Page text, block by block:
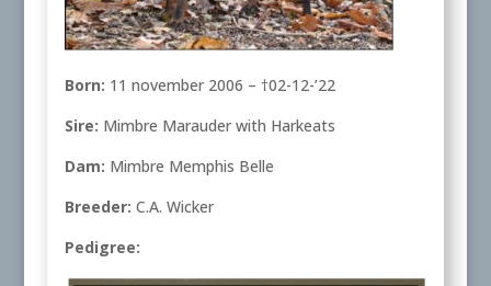
Born: 11 november 2006 – †02-12-’22
Sire: Mimbre Marauder with Harkeats
Dam: Mimbre Memphis Belle
Breeder: C.A. Wicker
Pedigree: